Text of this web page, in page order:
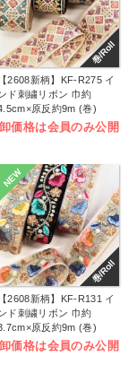
巻/Roll
【2608新柄】KF-R275 イ
ド刺繍リボン 巾約
原反約9m (巻)
卸価格は会員のみ公開
NEW
巻/Roll
【2608新柄】KF-R131 イ
ド刺繍リボン 巾約
原反約9m (巻)
卸価格は会員のみ公開